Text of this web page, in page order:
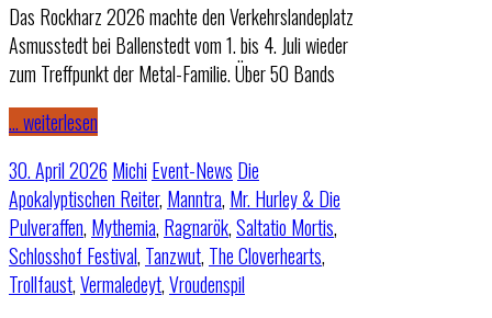
Das Rockharz 2026 machte den Verkehrslandeplatz
Asmusstedt bei Ballenstedt vom 1. bis 4. Juli wieder
zum Treffpunkt der Metal-Familie. Über 50 Bands
… weiterlesen
30. April 2026 Michi Event-News Die
Apokalyptischen Reiter, Manntra, Mr. Hurley & Die
Pulveraffen, Mythemia, Ragnarök,Saltatio Mortis,
Schlosshof Festival, Tanzwut, The Cloverhearts,
Trollfaust,Vermaledeyt,Vroudenspil